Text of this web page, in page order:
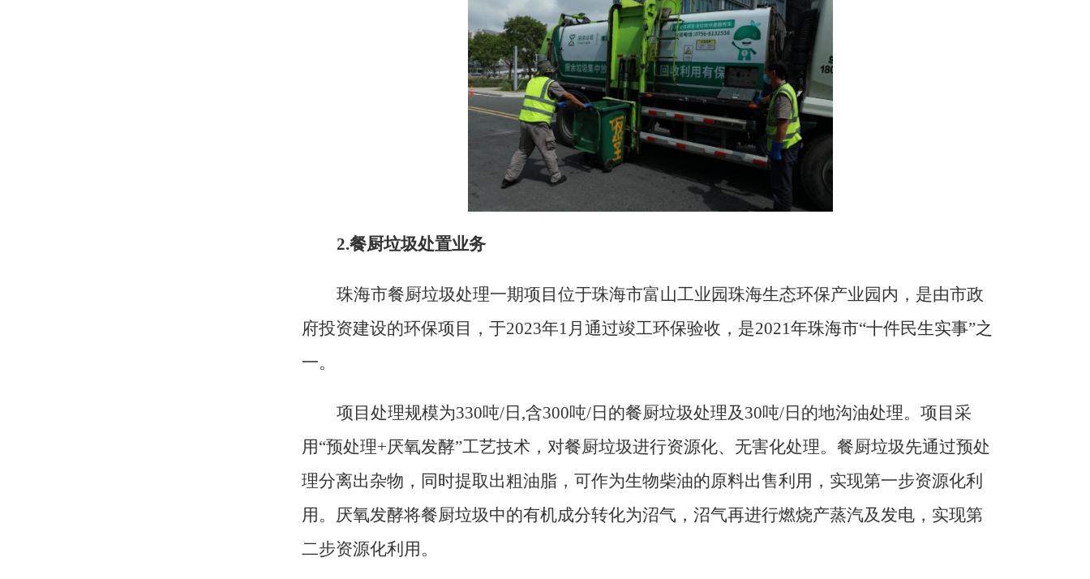
2.餐厨垃圾处置业务
珠海市餐厨垃圾处理一期项目位于珠海市富山工业园珠海生态环保产业园内 ， 是由市政
府投资建设的环保项目 ， 于2023年1月通过竣工环保验收 ，是2021年珠海市“十件民生实事”之
一。
项目处理规模为330吨/日,含300吨/日的餐厨垃圾处理及30吨/日的地沟油处理。项目采
用“预处理+厌氧发酵”工艺技术， 对餐厨垃圾进行资源化、无害化处理。餐厨垃圾先通过预处
理分离出杂物，同时提取出粗油脂，可作为生物柴油的原料出售利用，实现第一步资源化利
用。厌氧发酵将餐厨垃圾中的有机成分转化为沼气，沼气再进行燃烧产蒸汽及发电，实现第
二步资源化利用。